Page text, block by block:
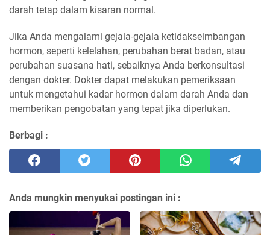
darah tetap dalam kisaran normal.
Jika Anda mengalami gejala-gejala ketidakseimbangan
hormon, seperti kelelahan, perubahan berat badan, atau
perubahan suasana hati, sebaiknya Anda berkonsultasi
dengan dokter. Dokter dapat melakukan pemeriksaan
untuk mengetahui kadar hormon dalam darah Anda dan
memberikan pengobatan yang tepat jika diperlukan.
Berbagi :
Anda mungkin menyukai postingan ini :